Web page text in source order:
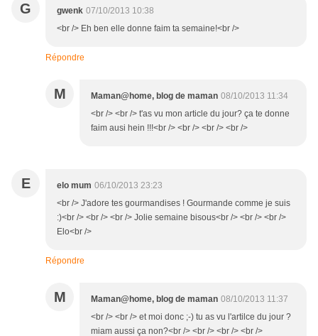
G gwenk 07/10/2013 10:38
<br /> Eh ben elle donne faim ta semaine!<br />
Répondre
M Maman@home, blog de maman 08/10/2013 11:34
<br /> <br /> t'as vu mon article du jour? ça te donne
faim ausi hein !!!<br /> <br /> <br /> <br />
E elo mum 06/10/2013 23:23
<br /> J'adore tes gourmandises ! Gourmande comme je suis
:)<br /> <br /> <br /> Jolie semaine bisous<br /> <br /> <br />
Elo<br />
Répondre
M Maman@home, blog de maman 08/10/2013 11:37
<br /> <br /> et moi donc ;-) tu as vu l'artilce du jour ?
miam aussi ça non?<br /> <br /> <br /> <br />